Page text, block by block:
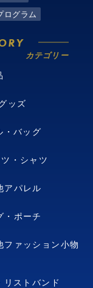
ログラム
カテゴリー
ッズ
・バッグ
・シャツ
アパレル
・ポーチ
ファッション小物
リストバンド